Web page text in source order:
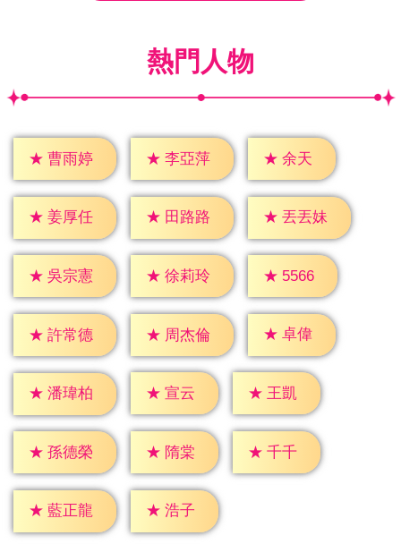
熱門人物
★ 曹雨婷 ★ 李亞萍 ★ 余天
★ 姜厚任 ★ 田路路 ★ 丟丟妹
★ 吳宗憲 ★ 徐莉玲 ★ 5566
★ 許常德 ★ 周杰倫 ★ 卓偉
★ 潘瑋柏 ★ 宣云 ★ 王凱
★ 孫德榮 ★ 隋棠 ★ 千千
★ 藍正龍 ★ 浩子